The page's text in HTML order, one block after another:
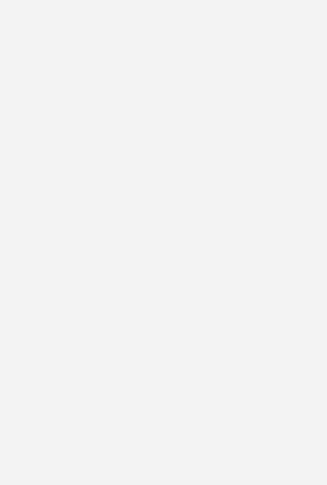
Problem mit dem ERE
erhalten Sie regelmäßig von uns
und Neuigkeiten, gebündelt und
Newsletter bin ich damit einverstanden, über
Online-Angebote
Co. KG
widerrufen und eine Abmeldung ist
zum Umgang mit Daten finden Sie